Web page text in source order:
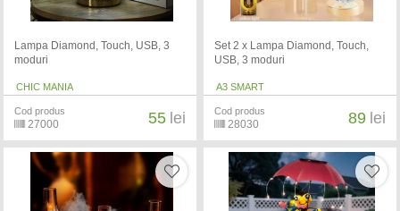
Lampa Diamond, Touch, USB, 3
moduri
CHIC MANIA
Cod produs
27000 55 lei
Set 2 x Lampa Diamond, Touch,
USB, 3 moduri
A3 SMART
Cod produs
28030 89 lei